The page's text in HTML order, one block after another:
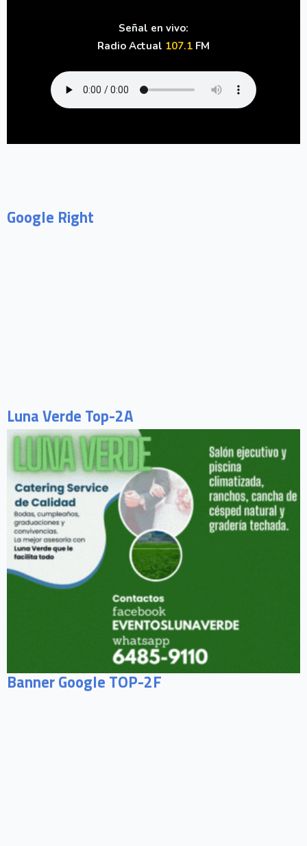
Señal en vivo:
Radio Actual 107.1 FM
Google Right
Luna Verde Top-2A
Banner Google TOP-2F